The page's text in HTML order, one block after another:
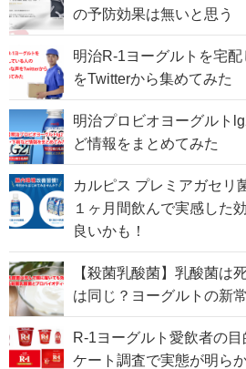
の予防効果は無いと思う
明治R-1ヨーグルトを宅
をTwitterから集めてみた
明治プロビオヨーグルト
ど情報をまとめてみた
カルピス プレミアガセリ
１ヶ月間飲んで実感した
良いかも！
【殺菌乳酸菌】乳酸菌は
は同じ？ヨーグルトの新
R-1ヨーグルト愛飲者の
ケート調査で実態が明ら